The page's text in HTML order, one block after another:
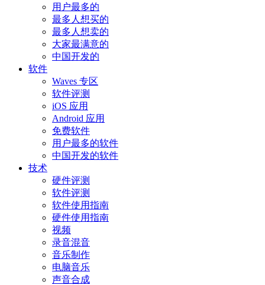
用户最多的
最多人想买的
最多人想卖的
大家最满意的
中国开发的
软件
Waves 专区
软件评测
iOS 应用
Android 应用
免费软件
用户最多的软件
中国开发的软件
技术
硬件评测
软件评测
软件使用指南
硬件使用指南
视频
录音混音
音乐制作
电脑音乐
声音合成